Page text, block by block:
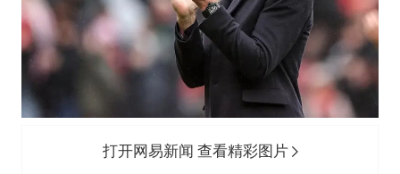
打开网易新闻 查看精彩图片